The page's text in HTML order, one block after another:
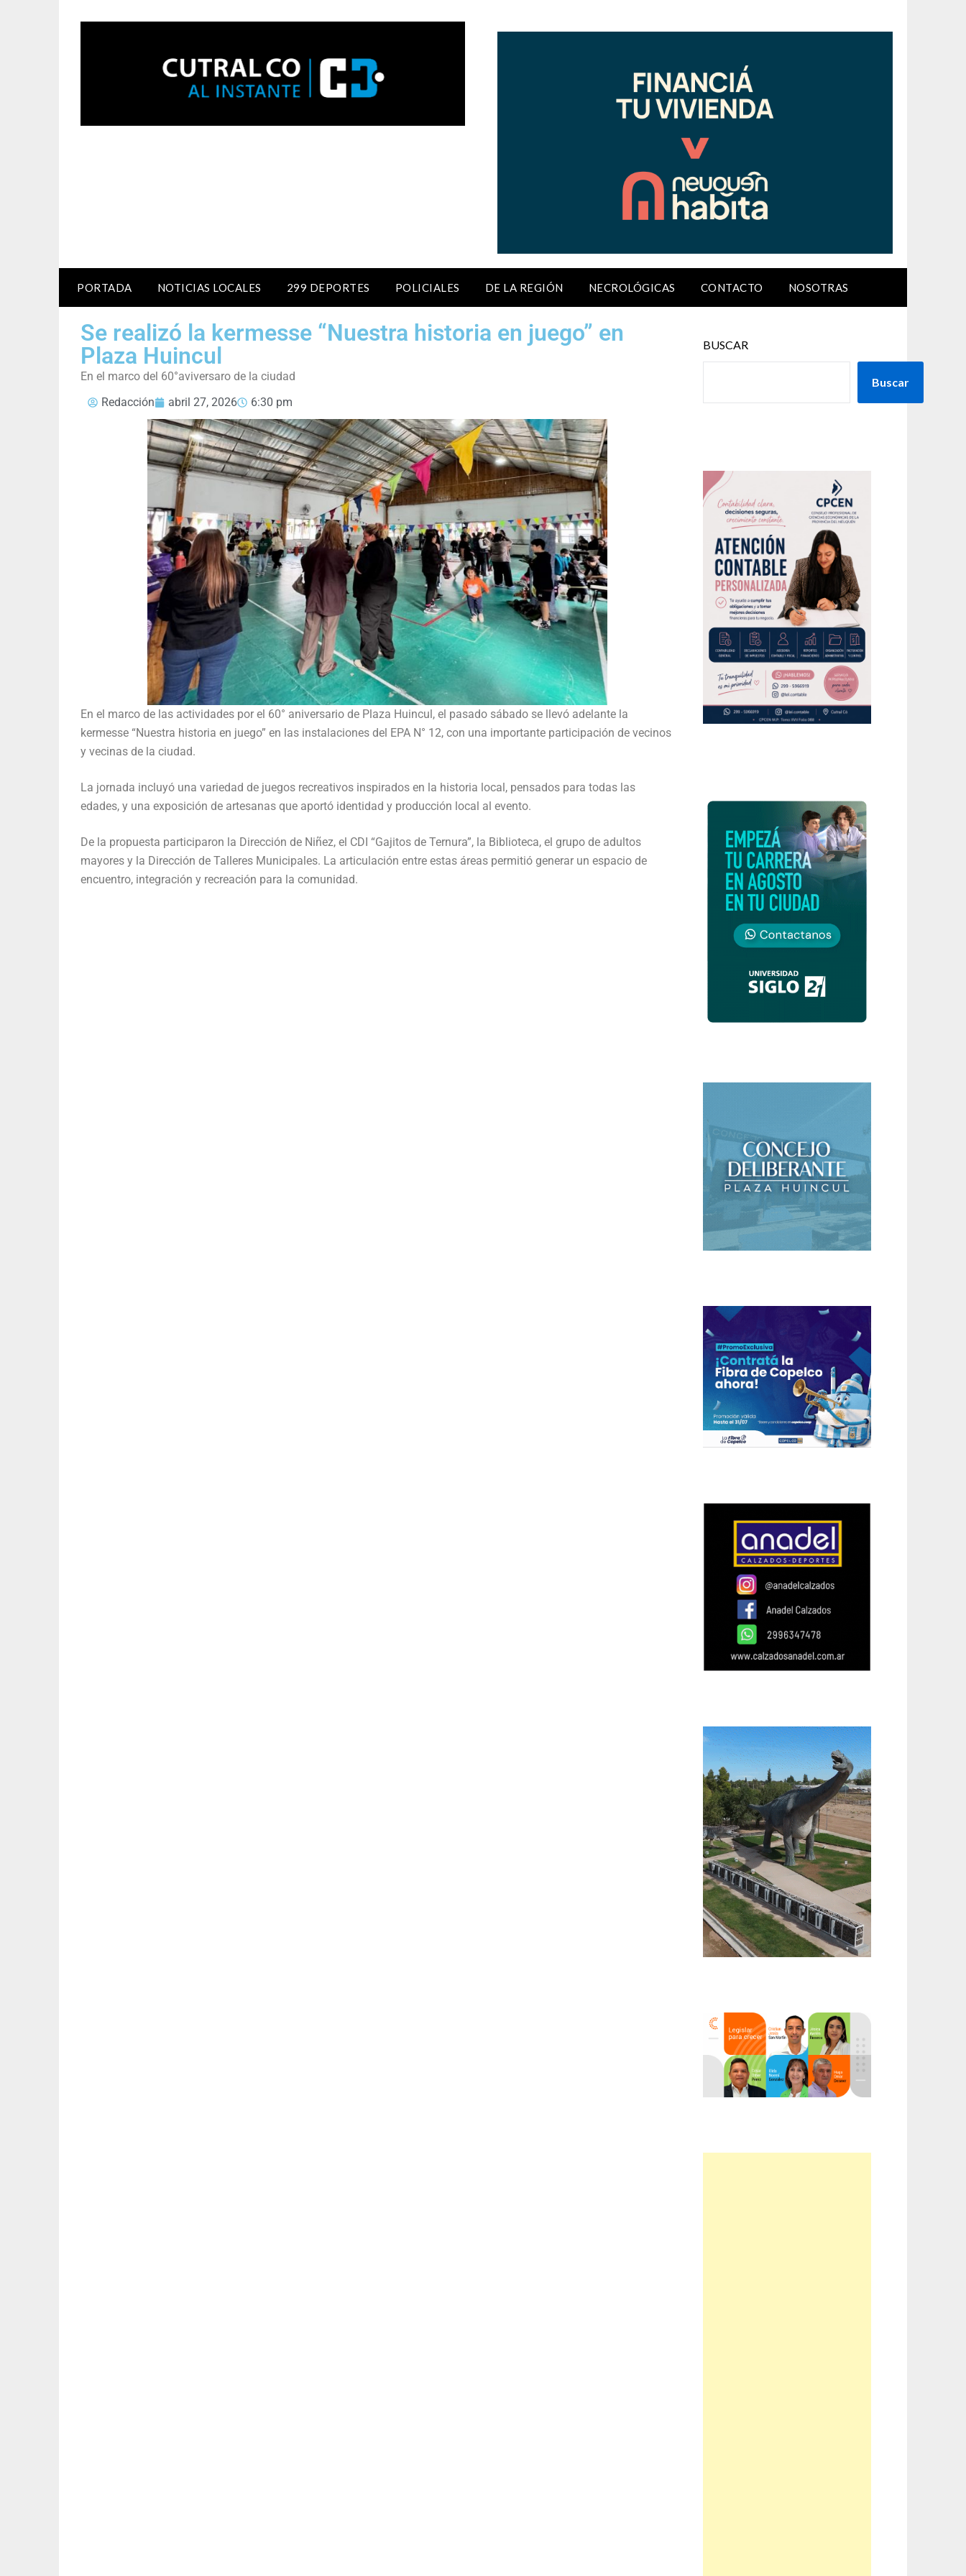
PORTADA NOTICIAS LOCALES 299 DEPORTES POLICIALES DE LA REGIÓN NECROLÓGICAS CONTACTO NOSOTRAS
Se realizó la kermesse “Nuestra historia en juego” en
Plaza Huincul
En el marco del 60°aviversaro de la ciudad
Redacción
abril 27, 2026 6:30 pm
En el marco de las actividades por el 60° aniversario de Plaza Huincul, el pasado sábado se llevó adelante la
kermesse “Nuestra historia en juego” en las instalaciones del EPA N° 12, con una importante participación de vecinos
y vecinas de la ciudad.
La jornada incluyó una variedad de juegos recreativos inspirados en la historia local, pensados para todas las
edades, y una exposición de artesanas que aportó identidad y producción local al evento.
De la propuesta participaron la Dirección de Niñez, el CDI “Gajitos de Ternura”, la Biblioteca, el grupo de adultos
mayores y la Dirección de Talleres Municipales. La articulación entre estas áreas permitió generar un espacio de
encuentro, integración y recreación para la comunidad.
BUSCAR
Buscar